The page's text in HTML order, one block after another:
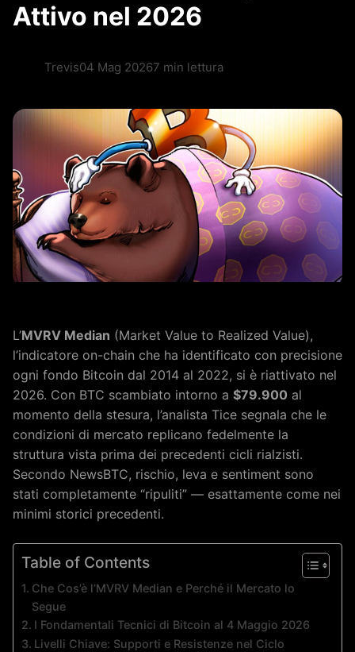
Attivo nel 2026
Trevis04 Mag 20267 min lettura
L’MVRV Median (Market Value to Realized Value),
l’indicatore on-chain che ha identificato con precisione
ogni fondo Bitcoin dal 2014 al 2022, si è riattivato nel
2026. Con BTC scambiato intorno a $79.900 al
momento della stesura, l’analista Tice segnala che le
condizioni di mercato replicano fedelmente la
struttura vista prima dei precedenti cicli rialzisti.
Secondo NewsBTC, rischio, leva e sentiment sono
stati completamente “ripuliti” — esattamente come nei
minimi storici precedenti.
Table of Contents
Che Cos’è l’MVRV Median e Perché il Mercato lo
Segue
I Fondamentali Tecnici di Bitcoin al 4 Maggio 2026
Livelli Chiave: Supporti e Resistenze nel Ciclo